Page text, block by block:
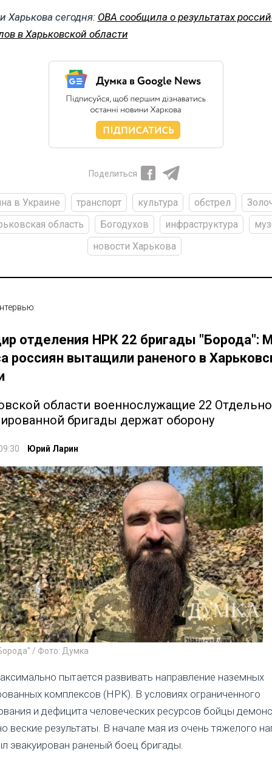
Харькова сегодня: ОВА сообщила о результатах
в Харьковской области
Поделиться
в Украине транспорт культура обстрел
область
Богодухов инфраструктура
новости Харькова
отделения НРК 22 бригады "Борода":
россиян вытащили раненого в
области военнослужащие 22
бригады держат оборону
Юрий Ларин
/ Фото: Думка
пытается развивать направление наземных
комплексов (НРК). В условиях ограниченного
и дефицита человеческих ресурсов бойцы
веские результаты. В начале мая из очень тяжелого
эвакуирован раненый боец бригады.